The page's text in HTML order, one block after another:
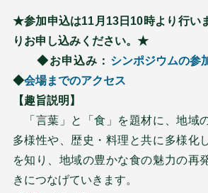
★参加申込は11月13日10時より行い
りお申し込みください。★
◆お申込み： シンポジウムの参
◆会場までのアクセス
【趣旨説明】
「言葉」と「食」を題材に、地域
多様性や、歴史・料理と共に多様化
を知り、地域の豊かな食の魅力の再
きにつなげていきます。